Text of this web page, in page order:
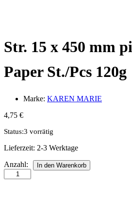
Str. 15 x 450 mm
Paper St./Pcs 120g
Marke: KAREN MARIE
4,75 €
Status:3 vorrätig
Lieferzeit: 2-3 Werktage
Str.
x
Anzahl: In den Warenkorb